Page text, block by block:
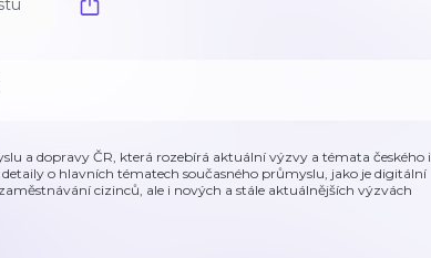
a dopravy ČR, která rozebírá aktuální výzvy a témata českého i
o hlavních tématech současného průmyslu, jako je digitální
cizinců, ale i nových a stále aktuálnějších výzvách